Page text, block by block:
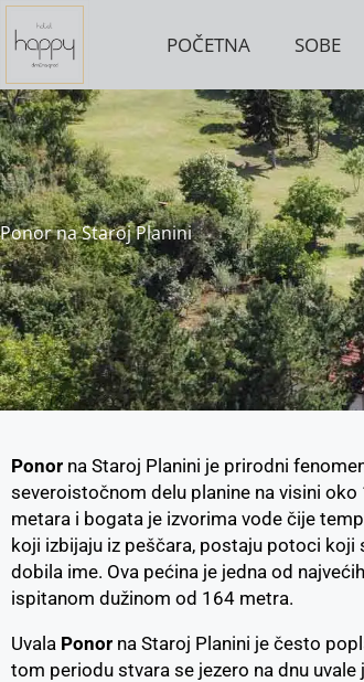
Пређи
на
садржај
POČETNA SOBE
Ponor na Staroj Planini
Ponor na Staroj Planini je prirodni
severoistočnom delu planine na visini
metara i bogata je izvorima vode čije
koji izbijaju iz peščara, postaju potoci koji
dobila ime. Ova pećina je jedna od
ispitanom dužinom od 164 metra.
Uvala Ponor na Staroj Planini je često
tom periodu stvara se jezero na dnu